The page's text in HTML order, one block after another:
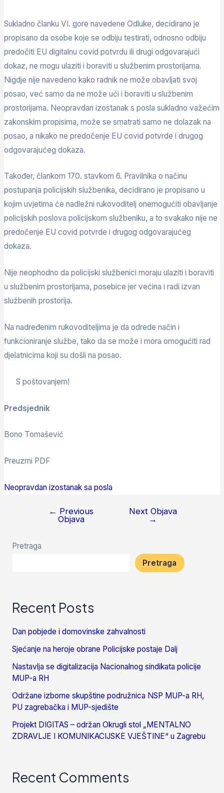
Sukladno članku VI. gore navedene Odluke, decidirano je
propisano da osobe koje se odbiju testirati, odnosno odbiju
predočiti EU digitalnu covid potvrdu ili drugi odgovarajući
dokaz, ne mogu ulaziti i boraviti u službenim prostorijama.
Nigdje nije navedeno kako radnik ne može obavljati svoj
posao, već samo da ne može ući i boraviti u službenim
prostorijama. Neopravdan izostanak s posla sukladno važećim
zakonskim propisima, može se smatrati samo ne dolazak na
posao, a nikako ne predočenje EU covid potvrde i drugog
odgovarajućeg dokaza.
Također, člankom 170. stavkom 6. Pravilnika o načinu
postupanja policijskih službenika, decidirano je propisano u
kojim uvjetima će nadležni rukovoditelj onemogućiti obavljanje
policijskih poslova policijskom službeniku, a to svakako nije ne
predočenje EU covid potvrde i drugog odgovarajućeg
dokaza.
Nije neophodno da policijski službenici moraju ulaziti i boraviti
u službenim prostorijama, posebice jer većina i radi izvan
službenih prostorija.
Na nadređenim rukovoditeljima je da odrede način i
funkcioniranje službe, tako da se može i mora omogućiti rad
djelatnicima koji su došli na posao.
S poštovanjem!
Predsjednik
Bono Tomašević
Preuzmi PDF
Neopravdan izostanak sa posla
← Previous
Objava
Next Objava
→
Pretraga
Pretraga
Recent Posts
Dan pobjede i domovinske zahvalnosti
Sjećanje na heroje obrane Policijske postaje Dalj
Nastavlja se digitalizacija Nacionalnog sindikata policije
MUP-a RH
Održane izborne skupštine podružnica NSP MUP-a RH,
PU zagrebačka i MUP-sjedište
Projekt DIGITAS – održan Okrugli stol „MENTALNO
ZDRAVLJE I KOMUNIKACIJSKE VJEŠTINE“ u Zagrebu
Recent Comments